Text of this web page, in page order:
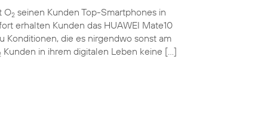
O2 seinen Kunden Top-Smartphones in
erhalten Kunden das HUAWEI Mate10
Konditionen, die es nirgendwo sonst am
Kunden in ihrem digitalen Leben keine […]